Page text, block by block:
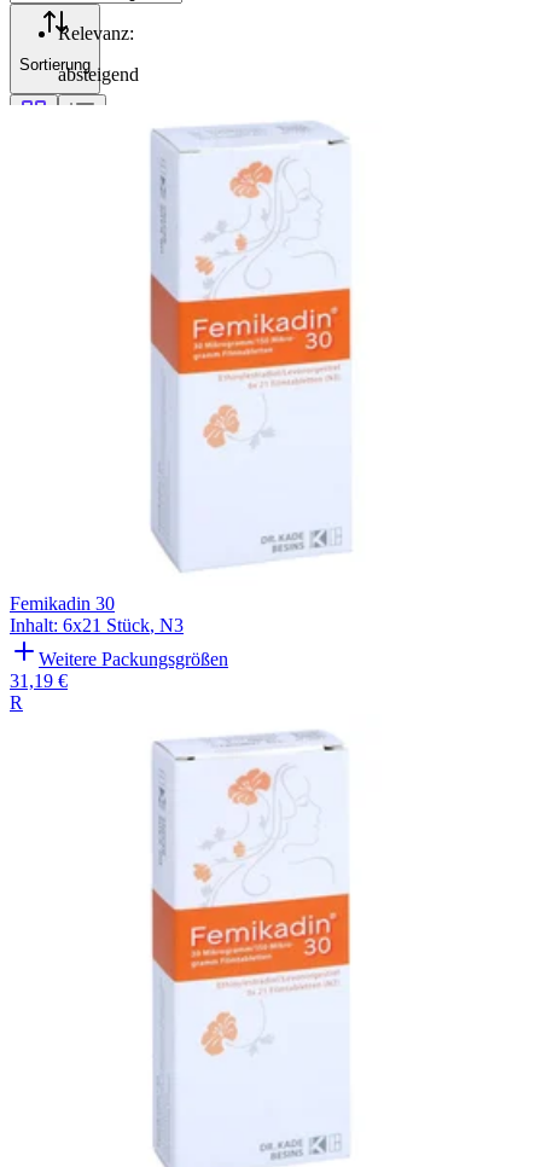
Sortierung
Relevanz:
absteigend
Femikadin 30
Inhalt: 6x21 Stück, N3
Weitere Packungsgrößen
31,19 €
R